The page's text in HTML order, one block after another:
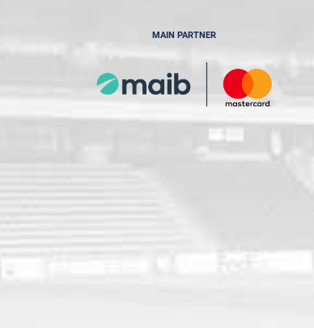
MAIN PARTNER